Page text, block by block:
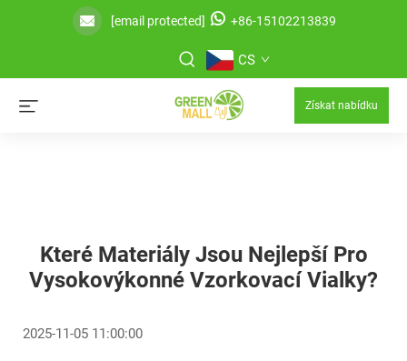
[email protected] +86-15102213839
CS
Získat nabídku
Které Materiály Jsou Nejlepší Pro
Vysokovýkonné Vzorkovací Vialky?
2025-11-05 11:00:00